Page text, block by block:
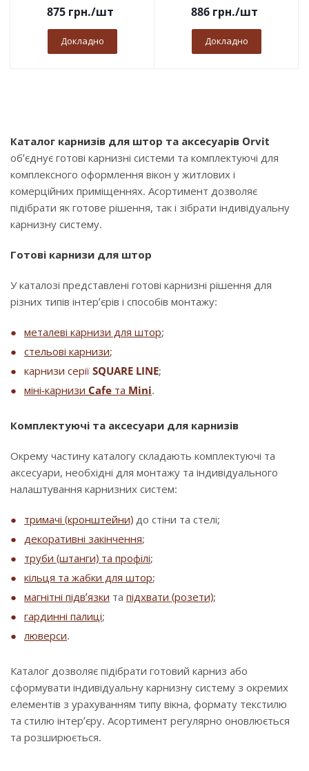
875грн./шт
Докладно
886грн./шт
Докладно
Каталог карнизів для штор та аксесуарів Orvit
об’єднує готові карнизні системи та комплектуючі для
комплексного оформлення вікон у житлових і
комерційних приміщеннях. Асортимент дозволяє
підібрати як готове рішення, так і зібрати індивідуальну
карнизну систему.
Готові карнизи для штор
У каталозі представлені готові карнизні рішення для
різних типів інтер’єрів і способів монтажу:
металеві карнизи для штор;
стельові карнизи;
карнизи серії SQUARE LINE;
міні-карнизи Cafe та Mini.
Комплектуючі та аксесуари для карнизів
Окрему частину каталогу складають комплектуючі та
аксесуари, необхідні для монтажу та індивідуального
налаштування карнизних систем:
тримачі (кронштейни) до стіни та стелі;
декоративні закінчення;
труби (штанги) та профілі;
кільця та жабки для штор;
магнітні підв’язки та підхвати (розети);
гардинні палиці;
люверси.
Каталог дозволяє підібрати готовий карниз або
сформувати індивідуальну карнизну систему з окремих
елементів з урахуванням типу вікна, формату текстилю
та стилю інтер’єру. Асортимент регулярно оновлюється
та розширюється.